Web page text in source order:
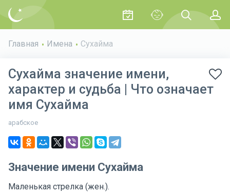
Главная Имена Сухайма
Сухайма значение имени,
характер и судьба | Что означает
имя Сухайма
арабское
Значение имени Сухайма
Маленькая стрелка (жен.).